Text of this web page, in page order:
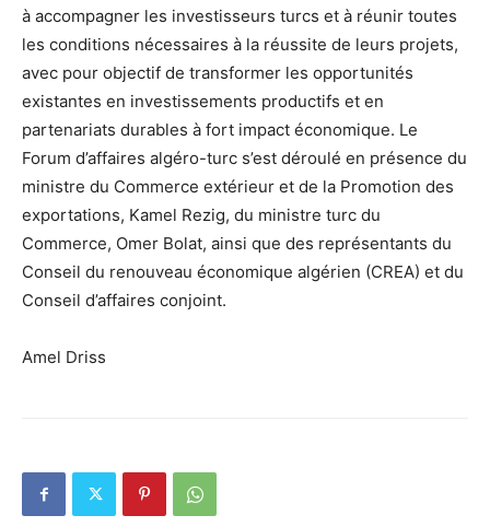
à accompagner les investisseurs turcs et à réunir toutes
les conditions nécessaires à la réussite de leurs projets,
avec pour objectif de transformer les opportunités
existantes en investissements productifs et en
partenariats durables à fort impact économique. Le
Forum d’affaires algéro-turc s’est déroulé en présence du
ministre du Commerce extérieur et de la Promotion des
exportations, Kamel Rezig, du ministre turc du
Commerce, Omer Bolat, ainsi que des représentants du
Conseil du renouveau économique algérien (CREA) et du
Conseil d’affaires conjoint.
Amel Driss